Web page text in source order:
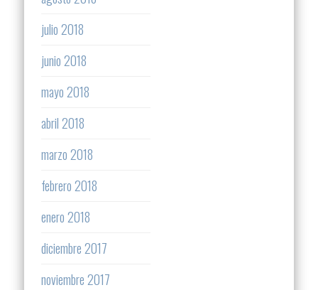
julio 2018
junio 2018
mayo 2018
abril 2018
marzo 2018
febrero 2018
enero 2018
diciembre 2017
noviembre 2017